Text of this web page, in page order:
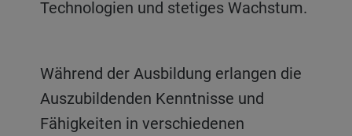
Technologien und stetiges Wachstum.
Während der Ausbildung erlangen die
Auszubildenden Kenntnisse und
Fähigkeiten in verschiedenen